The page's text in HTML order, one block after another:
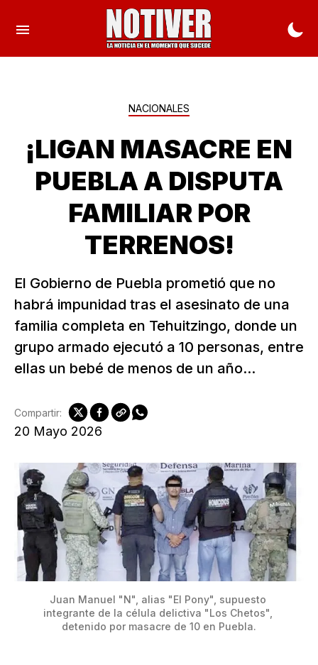
NACIONALES
¡LIGAN MASACRE EN
PUEBLA A DISPUTA
FAMILIAR POR
TERRENOS!
El Gobierno de Puebla prometió que no
habrá impunidad tras el asesinato de una
familia completa en Tehuitzingo, donde un
grupo armado ejecutó a 10 personas, entre
ellas un bebé de menos de un año...
20 Mayo 2026
Compartir:
Juan Manuel "N", alias "El Pony", supuesto
integrante de la célula delictiva "Los Chetos",
detenido por masacre de 10 en Puebla.